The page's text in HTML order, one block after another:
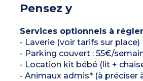
Pensez y
Services optionnels à
- Laverie (voir tarifs sur place)
- Parking couvert : 55€/
- Location kit bébé (lit +
- Animaux admis* (à préciser